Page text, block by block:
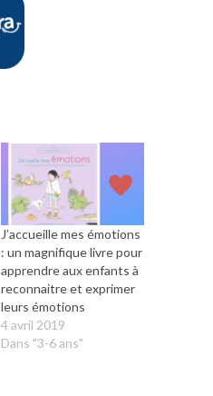
J’accueille mes émotions
: un magnifique livre pour
apprendre aux enfants à
reconnaitre et exprimer
leurs émotions
4 avril 2019
Dans "3-6 ans"